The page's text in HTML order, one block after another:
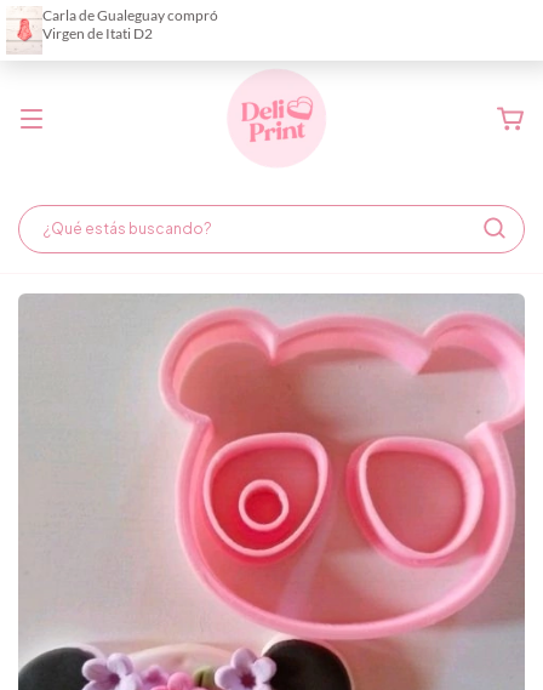
Demora de fabricación hasta 6 días hábiles